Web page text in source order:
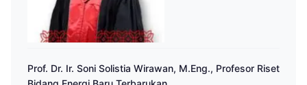
Prof. Dr. Ir. Soni Solistia Wirawan, M.Eng., Profesor Riset